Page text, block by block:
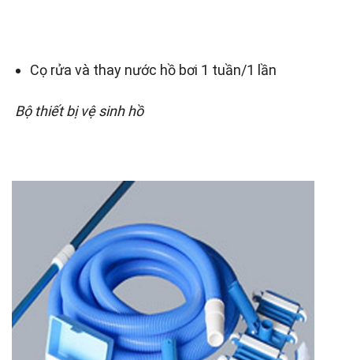
Cọ rửa và thay nước hồ bơi 1 tuần/1 lần
Bộ thiết bị vệ sinh hồ